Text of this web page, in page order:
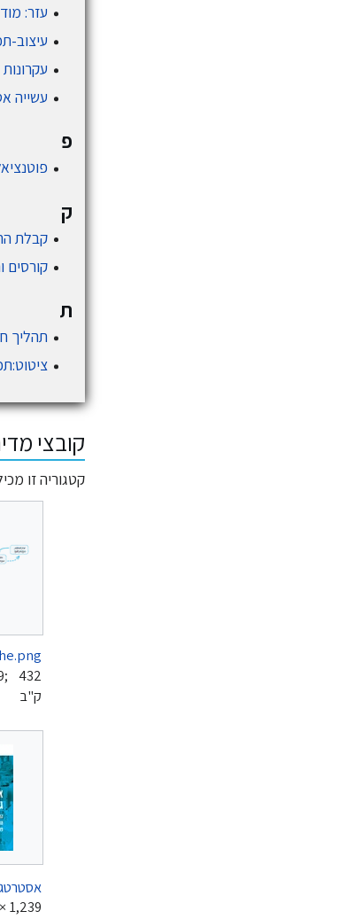
עזר:
עיצוב-
עשייה
פ
ק
קבלת
קורסים
ת
תהליך
קובצי
קטגוריה זו מכילה את 18 הקבצים המוצגים להלן,
432
ק"ב